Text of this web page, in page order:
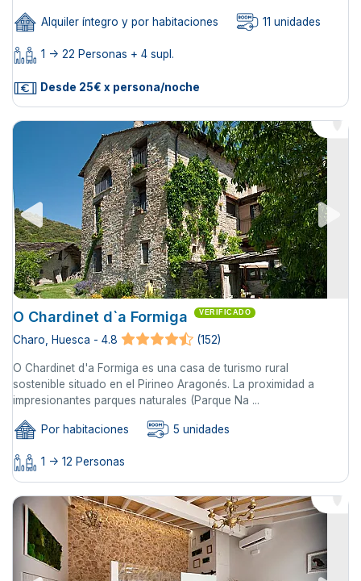
Alquiler íntegro y por habitaciones 11 unidades
1 -> 22 Personas + 4 supl.
Desde 25€ x persona/noche
O Chardinet d`a Formiga VERIFICADO
Charo, Huesca - 4.8 (152)
O Chardinet d'a Formiga es una casa de turismo rural
sostenible situado en el Pirineo Aragonés. La proximidad a
impresionantes parques naturales (Parque Na ...
Por habitaciones 5 unidades
1 -> 12 Personas